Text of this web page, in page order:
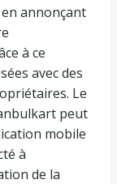
annonçant
à ce
avec des
Le
peut
mobile
à
de la